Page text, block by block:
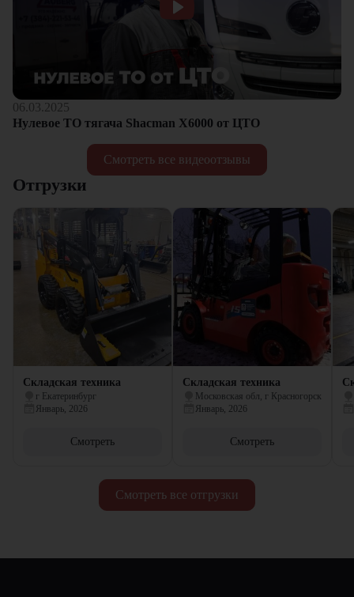
Смотреть все видеоотзывы
06.03.2025
Нулевое ТО тягача Shacman Х6000 от ЦТО
Смотреть все отгрузки
Отгрузки
Складская техника
г Екатеринбург
Январь, 2026
Смотреть
Складская техника
Московская обл, г Красногорск
Январь, 2026
Смотреть